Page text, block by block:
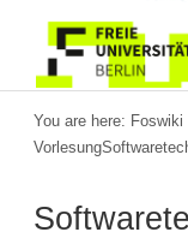
You are here: Foswiki